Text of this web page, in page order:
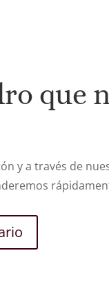
que
y a través de